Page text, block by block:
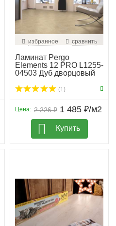
избранное сравнить
Ламинат Pergo
Elements 12 PRO L1255-
04503 Дуб дворцовый
(1)
2 226 ₽
Цена: 1 485 ₽/м2
Купить